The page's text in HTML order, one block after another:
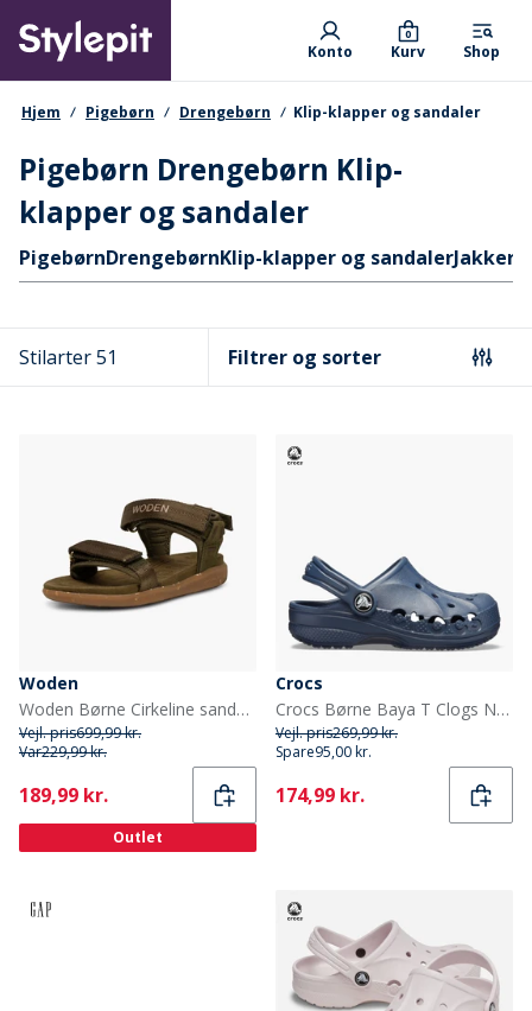
main
content
Primary departments
Konto Kurv
0
Shop
navigationssti
Hjem Pigebørn Drengebørn Klip-klapper og sandaler
Pigebørn Drengebørn Klip-
klapper og sandaler
Hurtige links
PigebørnDrengebørnKlip-klapper og sandalerJakker
Stilarter 51 Filtrer og sorter
Woden
Woden Børne Cirkeline sandaler 295 Dark Olive
Vejl. pris699,99 kr.
Var229,99 kr.
Current
189,99 kr.
Outlet
Crocs
Crocs Børne Baya T Clogs Navy
Vejl. pris269,99 kr.
Spare95,00 kr.
Current
174,99 kr.